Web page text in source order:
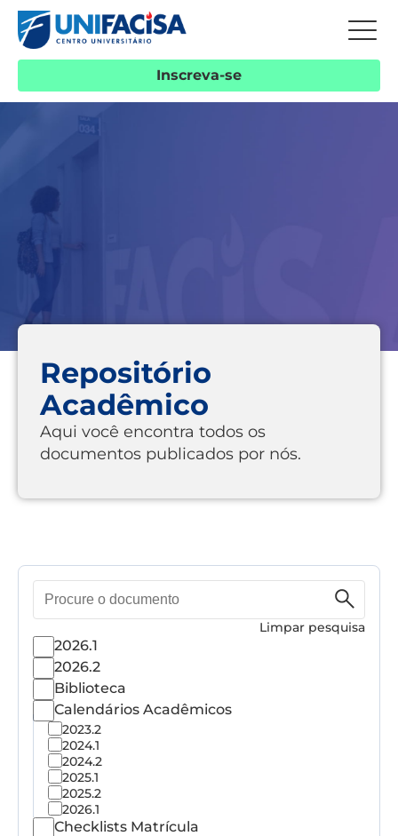
Inscreva-se
Repositório
Acadêmico
Aqui você encontra todos os
documentos publicados por nós.
de
Limpar pesquisa
2026.1
2026.2
Biblioteca
Calendários Acadêmicos
2023.2
2024.1
2024.2
2025.1
2025.2
2026.1
Checklists Matrícula